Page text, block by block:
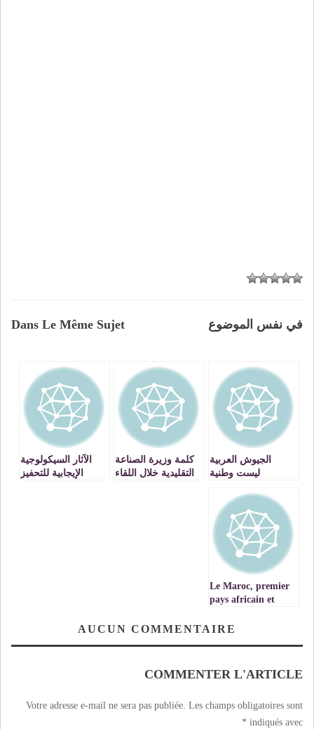
Dans Le Même Sujet في نفس الموضوع
الجيوش العربية
ليست وطنية
كلمة وزيرة الصناعة
التقليدية خلال اللقاء
الآثار السيكولوجية
الإيجابية للتحفيز
Le Maroc, premier
pays africain et
Train à Grande
AUCUN COMMENTAIRE
COMMENTER L'ARTICLE
Votre adresse e-mail ne sera pas publiée. Les champs obligatoires sont
indiqués avec
*